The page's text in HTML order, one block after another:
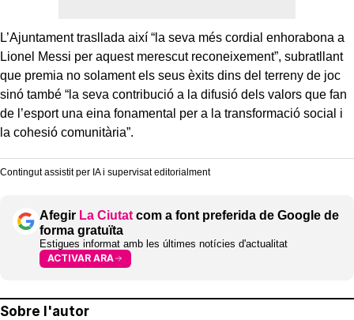
L’Ajuntament trasllada així “la seva més cordial enhorabona a
Lionel Messi per aquest merescut reconeixement”, subratllant
que premia no solament els seus èxits dins del terreny de joc
sinó també “la seva contribució a la difusió dels valors que fan
de l’esport una eina fonamental per a la transformació social i
la cohesió comunitària”.
Contingut assistit per IA i supervisat editorialment
Afegir La Ciutat com a font preferida de Google de
forma gratuïta
Estigues informat amb les últimes notícies d'actualitat
ACTIVAR ARA
Sobre l'autor